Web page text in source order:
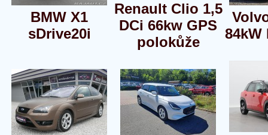
BMW X1
sDrive20i
Renault Clio 1,5
DCi 66kw GPS
polokůže
84kW